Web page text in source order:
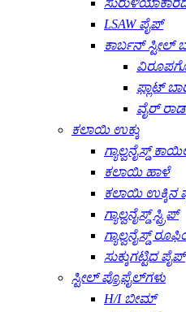
LSAW ಪೈಪ್
ಕಾರ್ಬನ್ ಸ್ಟೀಲ್
ಫ್ಲಾಟ್
ವೈರ್
ಕಲಾಯಿ ಉಕ್ಕು
ಗ್ಯಾಲ್ವನೈಸ್ಡ್
ಕಲಾಯಿ ಹಾಳೆ
ಕಲಾಯಿ ಉಕ್ಕಿನ
ಗ್ಯಾಲ್ವನೈಸ್ಡ್ ಸ್ಟ್ರಿಪ್
ಗ್ಯಾಲ್ವನೈಸ್ಡ್
ಸುಕ್ಕುಗಟ್ಟಿದ ಪೈಪ್
ಸ್ಟೀಲ್ ಪ್ರೊಫೈಲ್‌ಗಳು
H/I ಬೀಮ್